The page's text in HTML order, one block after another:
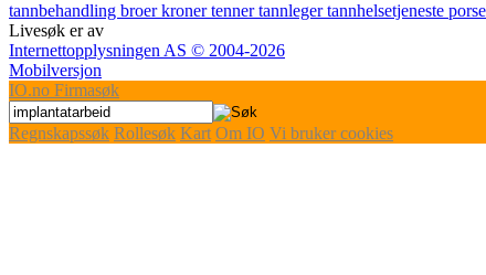
tannbehandling broerkronertennertannlegertannhelsetjeneste
Livesøk er av
Internettopplysningen AS © 2004-2026
Mobilversjon
IO.no Firmasøk
Regnskapssøk Rollesøk Kart Om IO Vi bruker cookies